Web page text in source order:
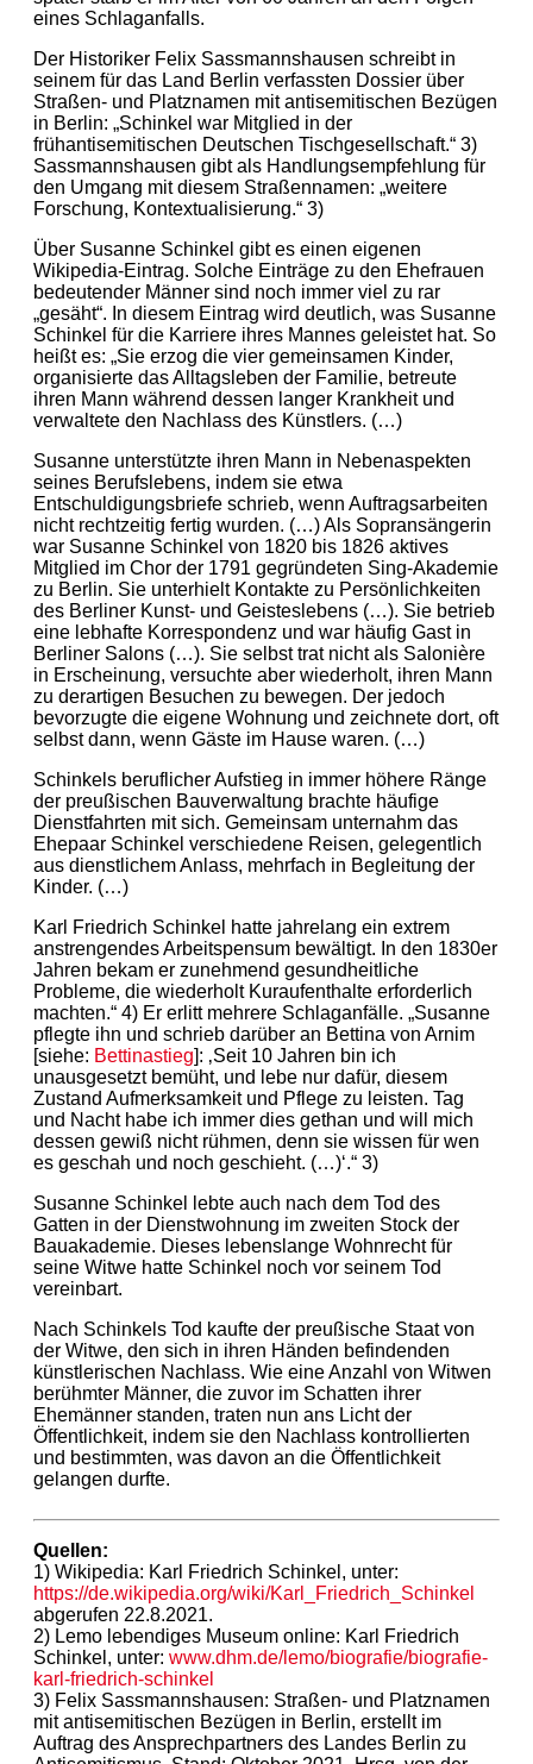
eines Schlaganfalls.
Der Historiker Felix Sassmannshausen schreibt in
seinem für das Land Berlin verfassten Dossier über
Straßen- und Platznamen mit antisemitischen Bezügen
in Berlin: „Schinkel war Mitglied in der
frühantisemitischen Deutschen Tischgesellschaft.“ 3)
Sassmannshausen gibt als Handlungsempfehlung für
den Umgang mit diesem Straßennamen: „weitere
Forschung, Kontextualisierung.“ 3)
Über Susanne Schinkel gibt es einen eigenen
Wikipedia-Eintrag. Solche Einträge zu den Ehefrauen
bedeutender Männer sind noch immer viel zu rar
„gesäht“. In diesem Eintrag wird deutlich, was Susanne
Schinkel für die Karriere ihres Mannes geleistet hat. So
heißt es: „Sie erzog die vier gemeinsamen Kinder,
organisierte das Alltagsleben der Familie, betreute
ihren Mann während dessen langer Krankheit und
verwaltete den Nachlass des Künstlers. (…)
Susanne unterstützte ihren Mann in Nebenaspekten
seines Berufslebens, indem sie etwa
Entschuldigungsbriefe schrieb, wenn Auftragsarbeiten
nicht rechtzeitig fertig wurden. (…) Als Sopransängerin
war Susanne Schinkel von 1820 bis 1826 aktives
Mitglied im Chor der 1791 gegründeten Sing-Akademie
zu Berlin. Sie unterhielt Kontakte zu Persönlichkeiten
des Berliner Kunst- und Geisteslebens (…). Sie betrieb
eine lebhafte Korrespondenz und war häufig Gast in
Berliner Salons (…). Sie selbst trat nicht als Salonière
in Erscheinung, versuchte aber wiederholt, ihren Mann
zu derartigen Besuchen zu bewegen. Der jedoch
bevorzugte die eigene Wohnung und zeichnete dort, oft
selbst dann, wenn Gäste im Hause waren. (…)
Schinkels beruflicher Aufstieg in immer höhere Ränge
der preußischen Bauverwaltung brachte häufige
Dienstfahrten mit sich. Gemeinsam unternahm das
Ehepaar Schinkel verschiedene Reisen, gelegentlich
aus dienstlichem Anlass, mehrfach in Begleitung der
Kinder. (…)
Karl Friedrich Schinkel hatte jahrelang ein extrem
anstrengendes Arbeitspensum bewältigt. In den 1830er
Jahren bekam er zunehmend gesundheitliche
Probleme, die wiederholt Kuraufenthalte erforderlich
machten.“ 4) Er erlitt mehrere Schlaganfälle. „Susanne
pflegte ihn und schrieb darüber an Bettina von Arnim
[siehe: Bettinastieg]: ‚Seit 10 Jahren bin ich
unausgesetzt bemüht, und lebe nur dafür, diesem
Zustand Aufmerksamkeit und Pflege zu leisten. Tag
und Nacht habe ich immer dies gethan und will mich
dessen gewiß nicht rühmen, denn sie wissen für wen
es geschah und noch geschieht. (…)‘.“ 3)
Susanne Schinkel lebte auch nach dem Tod des
Gatten in der Dienstwohnung im zweiten Stock der
Bauakademie. Dieses lebenslange Wohnrecht für
seine Witwe hatte Schinkel noch vor seinem Tod
vereinbart.
Nach Schinkels Tod kaufte der preußische Staat von
der Witwe, den sich in ihren Händen befindenden
künstlerischen Nachlass. Wie eine Anzahl von Witwen
berühmter Männer, die zuvor im Schatten ihrer
Ehemänner standen, traten nun ans Licht der
Öffentlichkeit, indem sie den Nachlass kontrollierten
und bestimmten, was davon an die Öffentlichkeit
gelangen durfte.
Quellen:
1) Wikipedia: Karl Friedrich Schinkel, unter:
https://de.wikipedia.org/wiki/Karl_Friedrich_Schinkel
abgerufen 22.8.2021.
2) Lemo lebendiges Museum online: Karl Friedrich
Schinkel, unter: www.dhm.de/lemo/biografie/biografie-
karl-friedrich-schinkel
3) Felix Sassmannshausen: Straßen- und Platznamen
mit antisemitischen Bezügen in Berlin, erstellt im
Auftrag des Ansprechpartners des Landes Berlin zu